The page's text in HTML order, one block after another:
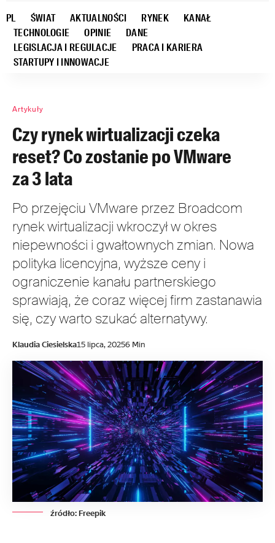
PL ŚWIAT AKTUALNOŚCI RYNEK
KANAŁ
TECHNOLOGIE
OPINIE
DANE
LEGISLACJA I REGULACJE
PRACA I KARIERA
STARTUPY I INNOWACJE
Artykuły
Czy rynek wirtualizacji czeka
reset? Co zostanie po VMware
za 3 lata
Po przejęciu VMware przez Broadcom
rynek wirtualizacji wkroczył w okres
niepewności i gwałtownych zmian. Nowa
polityka licencyjna, wyższe ceny i
ograniczenie kanału partnerskiego
sprawiają, że coraz więcej firm zastanawia
się, czy warto szukać alternatywy.
Klaudia Ciesielska15 lipca, 20256 Min
źródło: Freepik